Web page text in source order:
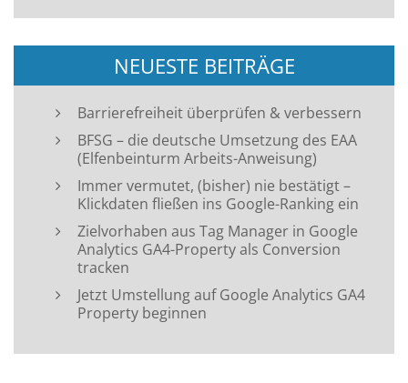
NEUESTE BEITRÄGE
Barrierefreiheit überprüfen & verbessern
BFSG – die deutsche Umsetzung des EAA
(Elfenbeinturm Arbeits-Anweisung)
Immer vermutet, (bisher) nie bestätigt –
Klickdaten fließen ins Google-Ranking ein
Zielvorhaben aus Tag Manager in Google
Analytics GA4-Property als Conversion
tracken
Jetzt Umstellung auf Google Analytics GA4
Property beginnen